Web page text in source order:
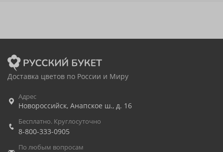
Доставка цветов по России и Миру
Адрес
Новороссийск, Анапское ш., д. 16
Бесплатно. Круглосуточно
8-800-333-0905
По любым вопросам